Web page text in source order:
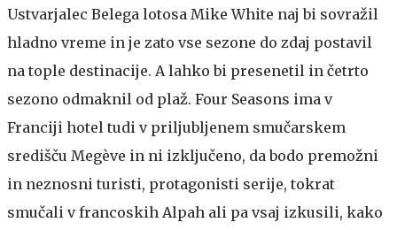
Ustvarjalec Belega lotosa Mike White naj bi sovražil
hladno vreme in je zato vse sezone do zdaj postavil
na tople destinacije. A lahko bi presenetil in četrto
sezono odmaknil od plaž. Four Seasons ima v
Franciji hotel tudi v priljubljenem smučarskem
središču Megève in ni izključeno, da bodo premožni
in neznosni turisti, protagonisti serije, tokrat
smučali v francoskih Alpah ali pa vsaj izkusili, kako